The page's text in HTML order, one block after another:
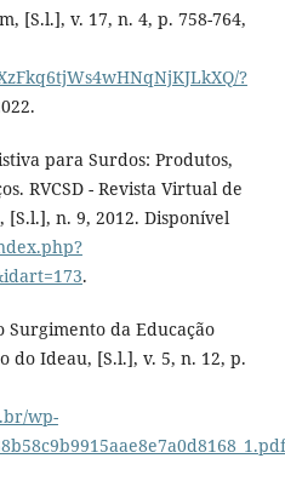
[S.l.], v. 17, n. 4, p. 758-764,
?
para Surdos: Produtos,
RVCSD - Revista Virtual de
n. 9, 2012. Disponível
.
Surgimento da Educação
do Ideau, [S.l.], v. 5, n. 12, p.
wp-